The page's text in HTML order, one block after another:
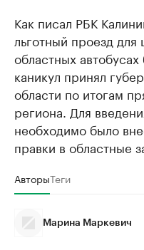
Как писал РБК
льготный проезд для
областных
каникул принял
области по итогам
региона. Для
необходимо было
правки в областные
АвторыТеги
Марина Маркевич